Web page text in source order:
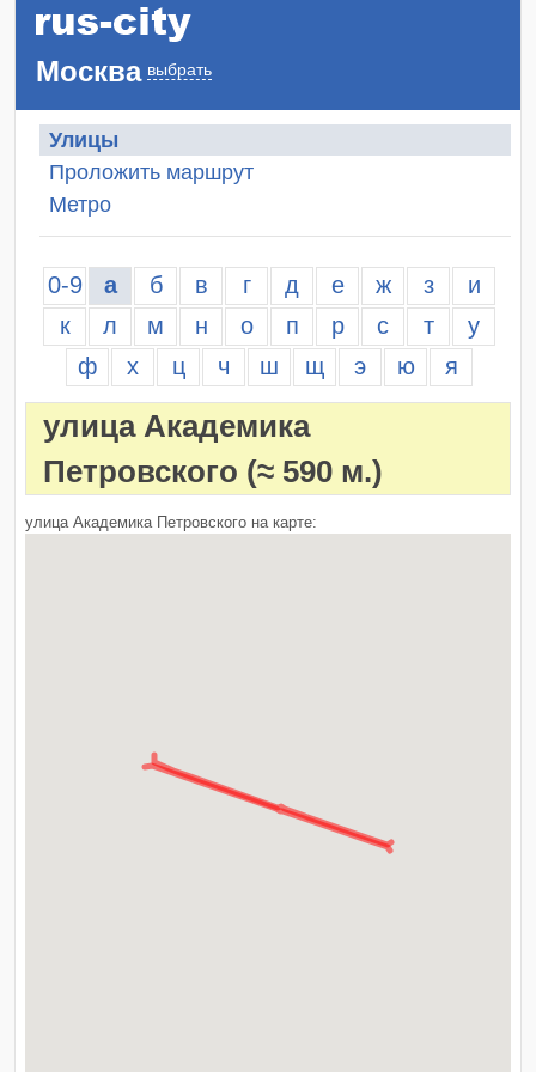
Москва выбрать
Улицы
Проложить маршрут
Метро
0-9 а б в г д е ж з
и
к
л м н о п р с т
у
ф
х ц ч ш щ э ю я
улица Академика
Петровского (≈ 590 м.)
улица Академика Петровского на карте: